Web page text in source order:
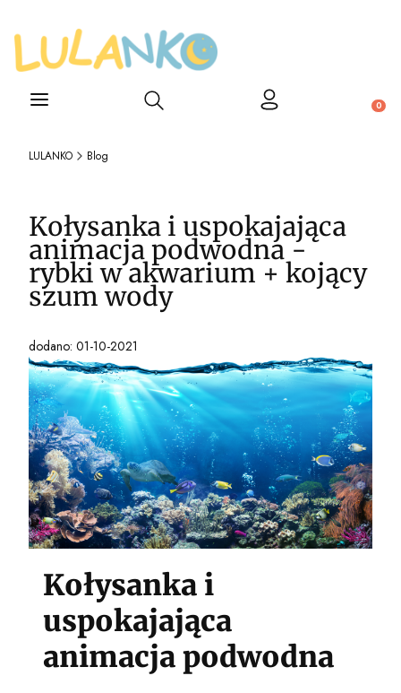
Otwórz wyszukiwarkę
LULANKO Blog
Kołysanka i uspokajająca
animacja podwodna -
rybki w akwarium + kojący
szum wody
dodano: 01-10-2021
Kołysanka i
uspokajająca
animacja podwodna